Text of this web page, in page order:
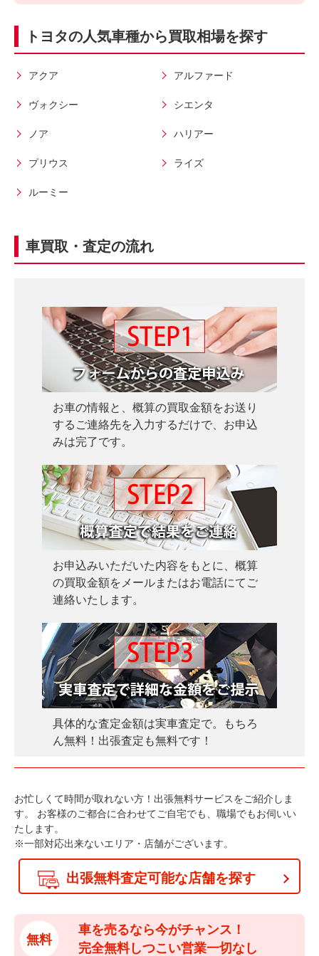
入
力
3
秒
今
ぐ
定
申
料
お
電
で
気
に
トヨタの人気車種から買取相場を探す
アクア アルファード
ヴォクシー シエンタ
ノア ハリアー
プリウス ライズ
ルーミー
車買取・査定の流れ
お車の情報と、概算の買取金額をお送り
するご連絡先を入力するだけで、お申込
みは完了です。
お申込みいただいた内容をもとに、概算
の買取金額をメールまたはお電話にてご
連絡いたします。
具体的な査定金額は実車査定で。もちろ
ん無料！出張査定も無料です！
お忙しくて時間が取れない方！出張無料サービスをご紹介しま
す。
お客様のご都合に合わせてご自宅でも、職場でもお伺いい
たします。
※一部対応出来ないエリア・店舗がございます。
出張無料査定可能な店舗を探す
無料
車を売るなら今がチャンス！
完全無料しつこい営業一切なし